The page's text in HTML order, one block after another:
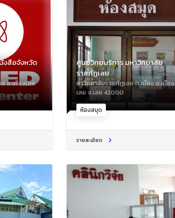
งสือจังหวัด
อ.เมืองเลย
ห้องสมุด
ศูนย์วิทยบริการ มหาวิทยาลัย
ราชภัฏเลย
หาวิทยาลัยราชภัฏเลย ต.เมือง อ.เมือง
เลย จ.เลย 42000
รายละเอียด